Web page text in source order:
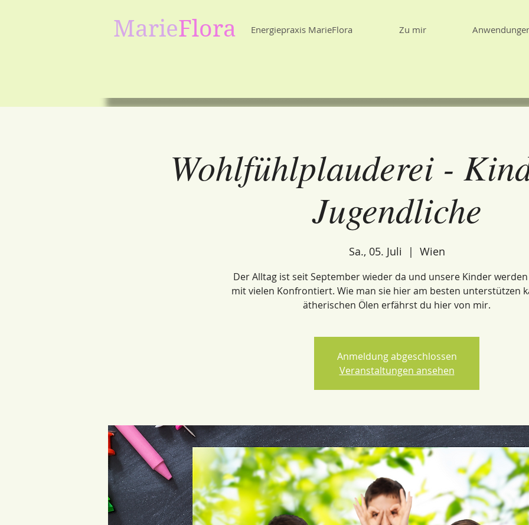
MarieFlora Energiepraxis MarieFlora Zu mir
Wohlfühlplauderei -
Jugendliche
Sa., 05. Juli
  |
Wien
Der Alltag ist seit September wieder da und unsere Kinder
mit vielen Konfrontiert. Wie man sie hier am besten unterstützen
ätherischen Ölen erfährst du hier von mir.
Anmeldung abgeschlossen
Veranstaltungen ansehen